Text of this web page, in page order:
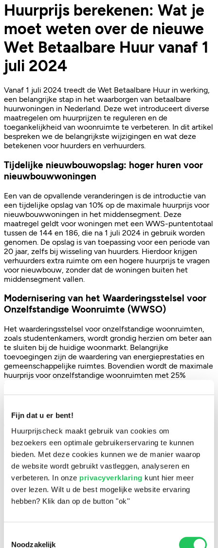
Fijn dat u er bent!
Huurprijscheck maakt gebruik van cookies om
bezoekers een optimale gebruikerservaring te kunnen
bieden. Met deze cookies kunnen we de manier waarop
de website wordt gebruikt vastleggen, analyseren en
verbeteren. In onze privacyverklaring kunt hier meer
over lezen. Wilt u de best mogelijke website ervaring
hebben? Klik dan op de button "ok''
Noodzakelijk
Huurprijs berekenen: Wat je
moet weten over de nieuwe
Wet Betaalbare Huur vanaf 1
juli 2024
Vanaf 1 juli 2024 treedt de Wet Betaalbare Huur in werking,
een belangrijke stap in het waarborgen van betaalbare
huurwoningen in Nederland. Deze wet introduceert diverse
maatregelen om huurprijzen te reguleren en de
toegankelijkheid van woonruimte te verbeteren. In dit artikel
bespreken we de belangrijkste wijzigingen en wat deze
betekenen voor huurders en verhuurders.
Tijdelijke nieuwbouwopslag: hoger huren voor
nieuwbouwwoningen
Een van de opvallende veranderingen is de introductie van
een tijdelijke opslag van 10% op de maximale huurprijs voor
nieuwbouwwoningen in het middensegment. Deze
maatregel geldt voor woningen met een WWS-puntentotaal
tussen de 144 en 186, die na 1 juli 2024 in gebruik worden
genomen. De opslag is van toepassing voor een periode van
20 jaar, zelfs bij wisseling van huurders. Hierdoor krijgen
verhuurders extra ruimte om een hogere huurprijs te vragen
voor nieuwbouw, zonder dat de woningen buiten het
middensegment vallen.
Modernisering van het Waarderingsstelsel voor
Onzelfstandige Woonruimte (WWSO)
Het waarderingsstelsel voor onzelfstandige woonruimten,
zoals studentenkamers, wordt grondig herzien om beter aan
te sluiten bij de huidige woonmarkt. Belangrijke
toevoegingen zijn de waardering van energieprestaties en
gemeenschappelijke ruimtes. Bovendien wordt de maximale
huurprijs voor onzelfstandige woonruimten met 25%
verhoogd, wat de verhuur van dit type woningen
aantrekkelijker maakt voor investeerders.
Verhoogde handhaving en regulering door
Gemeenten krijgen met deze wet meer bevoegdheden om
te handhaven op maximale huurprijzen. Dit betekent dat zij
kunnen optreden tegen verhuurders die de nieuwe
regelgeving overtreden. De strenge regulering moet ervoor
zorgen dat huurprijzen eerlijk en betaalbaar blijven, vooral in
het gereguleerde segment.
Nieuwe en aangescherpte criteria voor
gebreken en onderhoud
De Wet Betaalbare Huur introduceert ook nieuwe